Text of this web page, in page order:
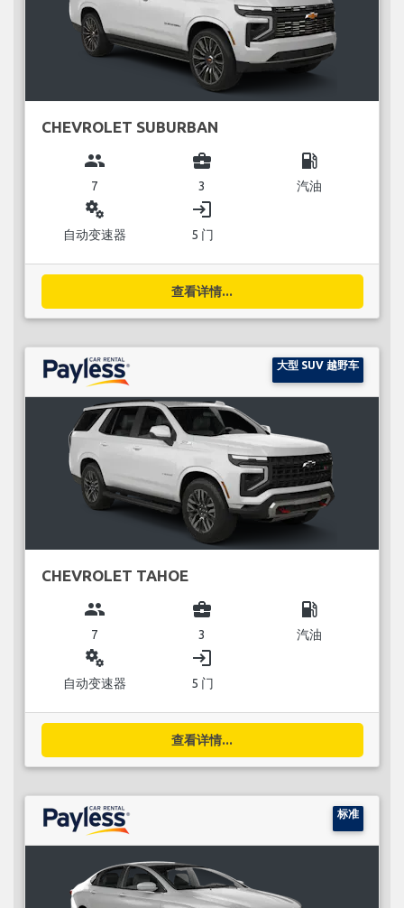
CHEVROLET SUBURBAN
group
7
business_center
3
local_gas_station
汽油
miscellaneous_services
自动变速器
login
5 门
查看详情...
大型 SUV 越野车
CHEVROLET TAHOE
group
7
business_center
3
local_gas_station
汽油
miscellaneous_services
自动变速器
login
5 门
查看详情...
标准